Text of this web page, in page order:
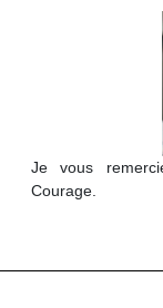
Je vous
Courage.